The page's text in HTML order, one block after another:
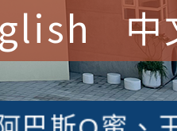
中
加桃園市中
師榮獲社
巴斯O蜜、